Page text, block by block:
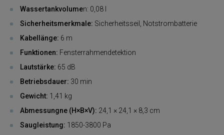
Wassertankvolumen: 0,08 l
Sicherheitsmerkmale: Sicherheitsseil, Notstrombatterie
Kabellänge: 6 m
Funktionen: Fensterrahmendetektion
Lautstärke: 65 dB
Betriebsdauer: 30 min
Gewicht: 1,41 kg
Abmessungne (H×B×V): 24,1 × 24,1 × 8,3 cm
Saugleistung: 1850-3800 Pa